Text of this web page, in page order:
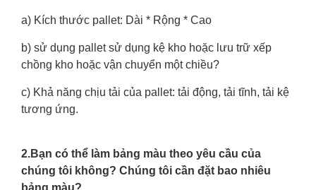
a) Kích thước pallet: Dài * Rộng * Cao
b) sử dụng pallet sử dụng kệ kho hoặc lưu trữ xếp
chồng kho hoặc vận chuyển một chiều?
c) Khả năng chịu tải của pallet: tải động, tải tĩnh, tải kệ
tương ứng.
2.Bạn có thể làm bảng màu theo yêu cầu của
chúng tôi không? Chúng tôi cần đặt bao nhiêu